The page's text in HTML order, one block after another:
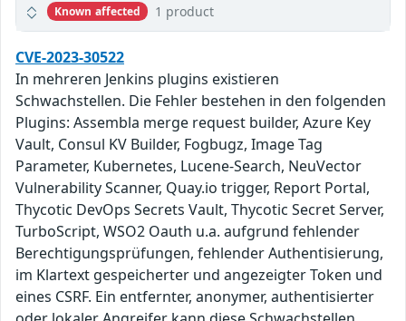
Known affected 1 product
CVE-2023-30522
In mehreren Jenkins plugins existieren
Schwachstellen. Die Fehler bestehen in den folgenden
Plugins: Assembla merge request builder, Azure Key
Vault, Consul KV Builder, Fogbugz, Image Tag
Parameter, Kubernetes, Lucene-Search, NeuVector
Vulnerability Scanner, Quay.io trigger, Report Portal,
Thycotic DevOps Secrets Vault, Thycotic Secret Server,
TurboScript, WSO2 Oauth u.a. aufgrund fehlender
Berechtigungsprüfungen, fehlender Authentisierung,
im Klartext gespeicherter und angezeigter Token und
eines CSRF. Ein entfernter, anonymer, authentisierter